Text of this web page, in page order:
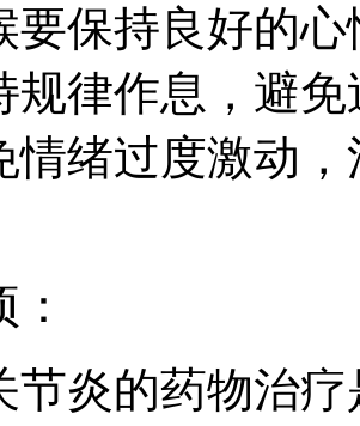
要保持良好的
规律作息，避
情绪过度激动
节炎的药物治